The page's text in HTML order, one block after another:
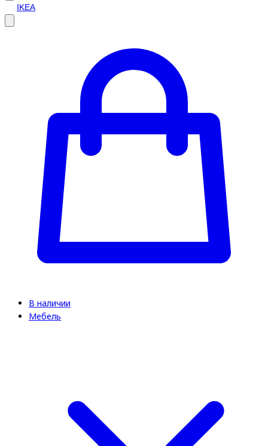
IKEA
В наличии
Мебель